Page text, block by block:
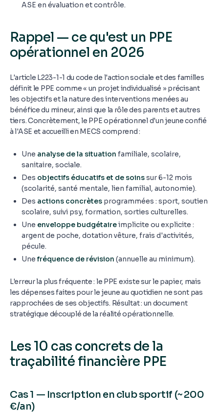
ASE en évaluation et contrôle.
Rappel — ce qu'est un PPE
opérationnel en 2026
L'article L223-1-1 du code de l'action sociale et des familles
définit le PPE comme « un projet individualisé » précisant
les objectifs et la nature des interventions menées au
bénéfice du mineur, ainsi que la rôle des parents et autres
tiers. Concrètement, le PPE opérationnel d'un jeune confié
à l'ASE et accueilli en MECS comprend :
Une analyse de la situation familiale, scolaire,
sanitaire, sociale.
Des objectifs éducatifs et de soinssur 6-12 mois
(scolarité, santé mentale, lien familial, autonomie).
Des actions concrètes programmées : sport, soutien
scolaire, suivi psy, formation, sorties culturelles.
Une enveloppe budgétaireimplicite ou explicite :
argent de poche, dotation vêture, frais d'activités,
pécule.
Une fréquence de révision (annuelle au minimum).
L'erreur la plus fréquente : le PPE existe sur le papier, mais
les dépenses faites pour le jeune au quotidien ne sont pas
rapprochées de ses objectifs. Résultat : un document
stratégique découplé de la réalité opérationnelle.
Les 10 cas concrets de la
traçabilité financière PPE
Cas 1 — Inscription en club sportif (~ 200
€/an)